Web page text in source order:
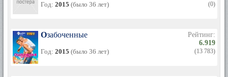
Год: 2015 (было 36 лет) (0)
Озабоченные
Год: 2015 (было 36 лет)
Рейтинг:
6.919
(13 783)